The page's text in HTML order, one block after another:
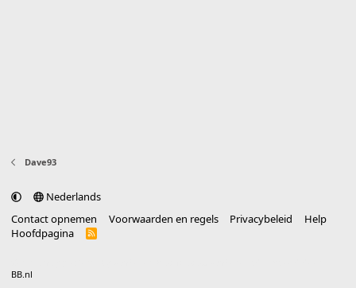
Dave93
Nederlands
Contact opnemen
Voorwaarden en regels Privacybeleid
Help
Hoofdpagina
R
BB.nl